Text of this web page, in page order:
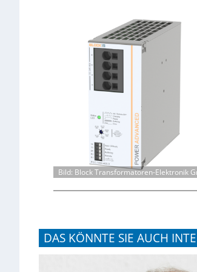
Bild: Block Transformatoren-Elektronik
DAS KÖNNTE SIE AUCH